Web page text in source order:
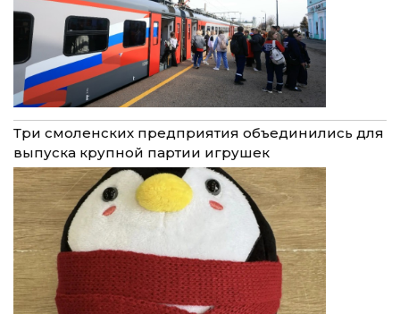
Три смоленских предприятия объединились для
выпуска крупной партии игрушек